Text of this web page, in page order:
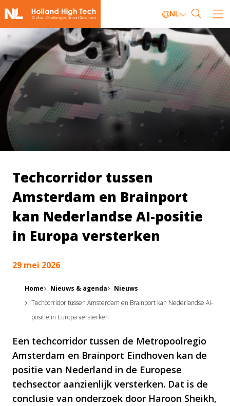
NL
Techcorridor tussen
Amsterdam en Brainport
kan Nederlandse AI-positie
in Europa versterken
29 mei 2026
Home Nieuws & agenda
Nieuws
Techcorridor tussen Amsterdam en Brainport kan Nederlandse AI-
positie in Europa versterken
Een techcorridor tussen de Metropoolregio
Amsterdam en Brainport Eindhoven kan de
positie van Nederland in de Europese
techsector aanzienlijk versterken. Dat is de
conclusie van onderzoek door Haroon Sheikh,